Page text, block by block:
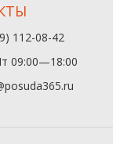
112-08-42
09:00—18:00